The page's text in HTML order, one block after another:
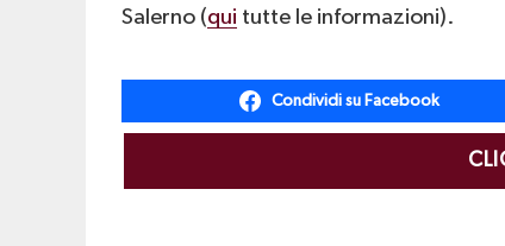
Salerno (qui tutte le informazioni).
Condividi su Facebook